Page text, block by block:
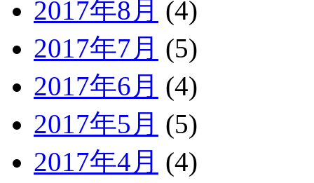
2017年8月 (4)
2017年7月 (5)
2017年6月 (4)
2017年5月 (5)
2017年4月 (4)